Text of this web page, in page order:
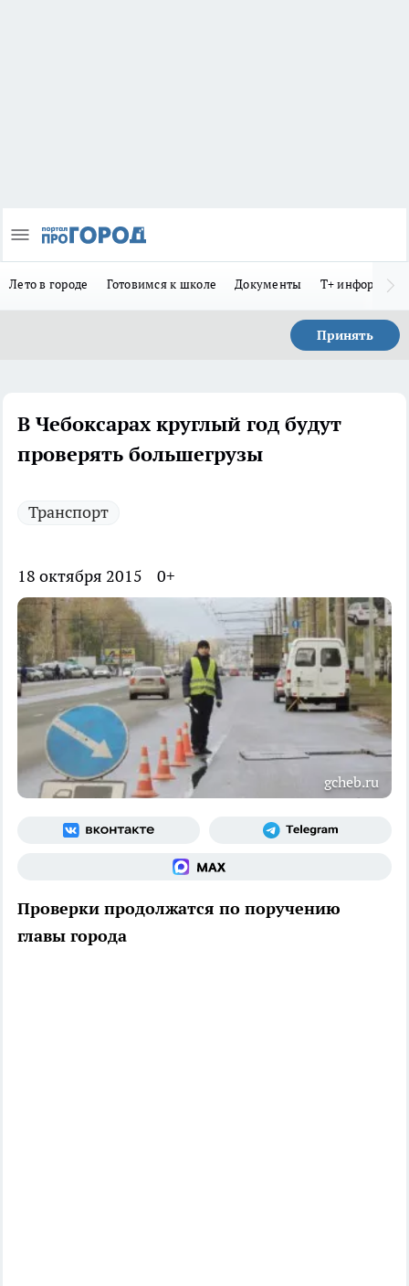
Лето в городе Готовимся к школе Документы Т+
Принять
В Чебоксарах круглый год будут
проверять большегрузы
Транспорт
18 октября 2015 0+
gcheb.ru
Проверки продолжатся по поручению
главы города